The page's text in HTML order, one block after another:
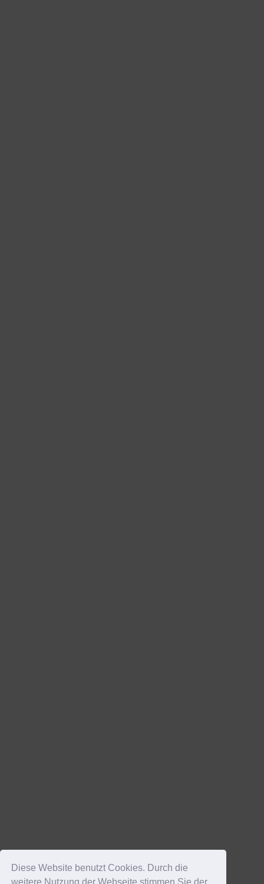
Diese Website benutzt Cookies. Durch die
weitere Nutzung der Webseite stimmen Sie der